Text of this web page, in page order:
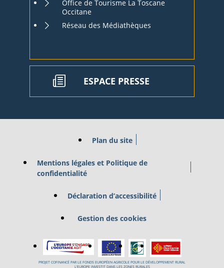
Office de Tourisme La Toscane
Occitane
Réseau des Médiathèques
ESPACE PRESSE
Plan du site
Mentions légales et Politique de
confidentialité
Déclaration d’accessibilité
Gestion des cookies
PROJET COFINANCÉ PAR LE FONDS EUROPÉEN AGRICOLE POUR LE DÉVELOPPEMENT RURAL
L’EUROPE INVESTIT DANS LES ZONES RURALES